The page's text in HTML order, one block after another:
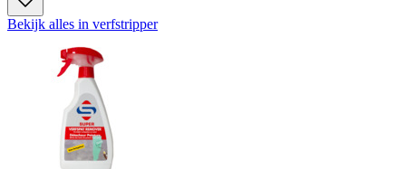
Bekijk alles in verfstripper